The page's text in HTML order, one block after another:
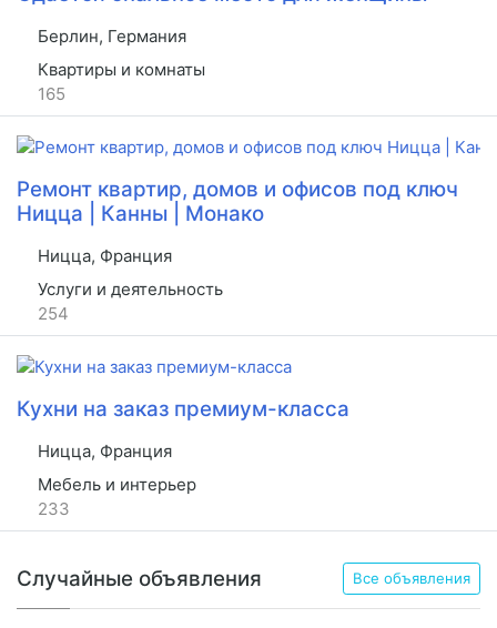
Берлин, Германия
Квартиры и комнаты
165
Ремонт квартир, домов и офисов под ключ
Ницца | Канны | Монако
Ницца, Франция
Услуги и деятельность
254
Кухни на заказ премиум-класса
Ницца, Франция
Мебель и интерьер
233
Случайные объявления Все объявления